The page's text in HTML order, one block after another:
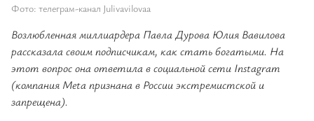
Фото: телеграм-канал Julivavilovaa
Возлюбленная миллиардера Павла Дурова Юлия Вавилова
рассказала своим подписчикам, как стать богатыми. На
этот вопрос она ответила в социальной сети Instagram
(компания Meta признана в России экстремистской и
запрещена).